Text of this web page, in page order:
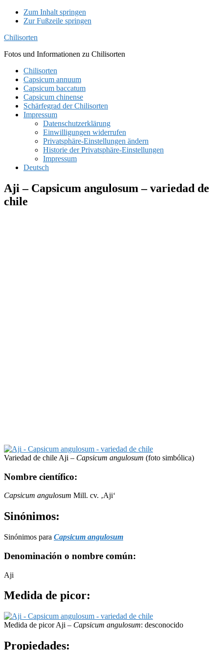
Zum Inhalt springen
Zur Fußzeile springen
Chilisorten
Fotos und Informationen zu Chilisorten
Chilisorten
Capsicum annuum
Capsicum baccatum
Capsicum chinense
Schärfegrad der Chilisorten
Impressum
Datenschutzerklärung
Einwilligungen widerrufen
Privatsphäre-Einstellungen ändern
Historie der Privatsphäre-Einstellungen
Impressum
Deutsch
Aji – Capsicum angulosum – variedad de
chile
Variedad de chile Aji – Capsicum angulosum (foto simbólica)
Nombre científico:
Capsicum angulosum Mill. cv. ‚Aji‘
Sinónimos:
Sinónimos para Capsicum angulosum
Denominación o nombre común:
Aji
Medida de picor:
Medida de picor Aji – Capsicum angulosum: desconocido
Propiedades: